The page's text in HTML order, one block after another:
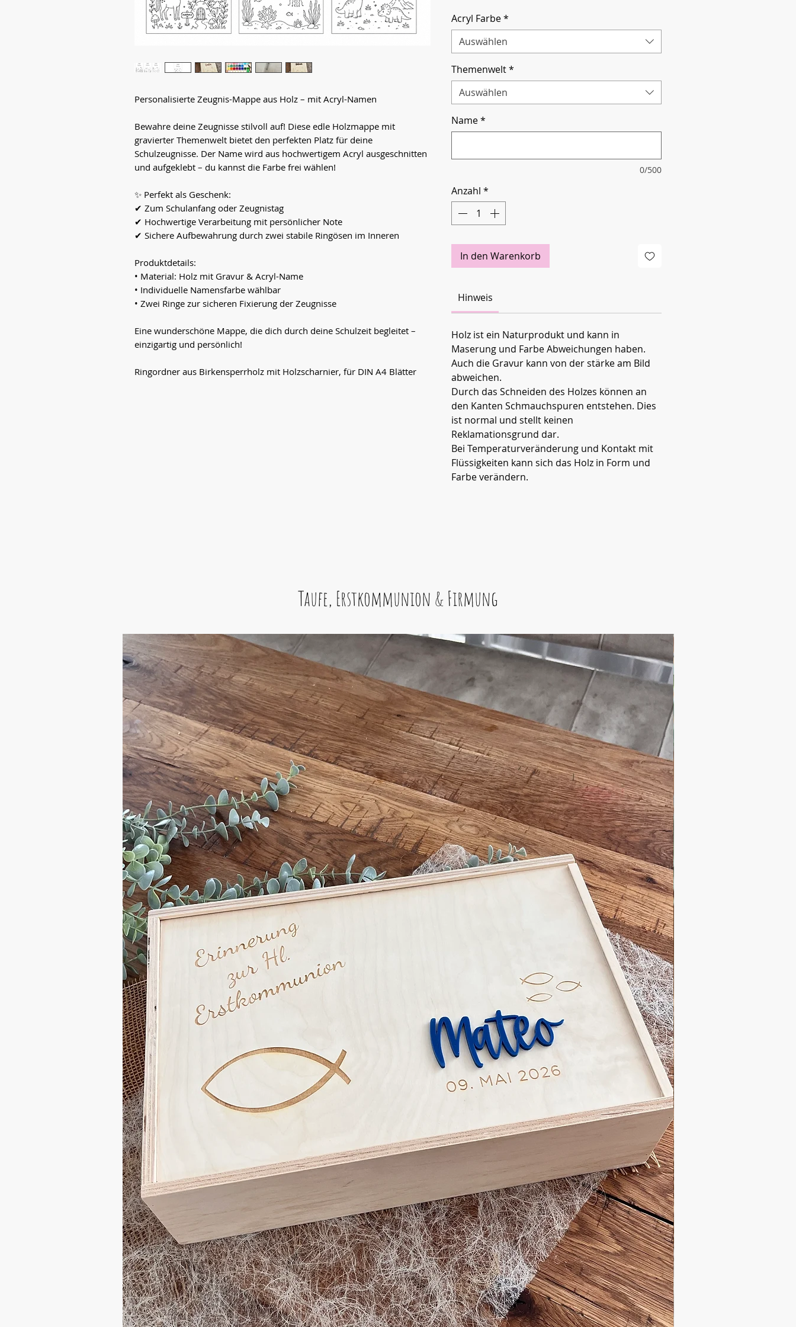
Personalisierte Zeugnis-Mappe aus Holz – mit Acryl-Namen
Bewahre deine Zeugnisse stilvoll auf! Diese edle Holzmappe mit
gravierter Themenwelt bietet den perfekten Platz für deine
Schulzeugnisse. Der Name wird aus hochwertigem Acryl ausgeschnitten
und aufgeklebt – du kannst die Farbe frei wählen!
✨ Perfekt als Geschenk:
✔ Zum Schulanfang oder Zeugnistag
✔ Hochwertige Verarbeitung mit persönlicher Note
✔ Sichere Aufbewahrung durch zwei stabile Ringösen im Inneren
Produktdetails:
• Material: Holz mit Gravur & Acryl-Name
• Individuelle Namensfarbe wählbar
• Zwei Ringe zur sicheren Fixierung der Zeugnisse
Eine wunderschöne Mappe, die dich durch deine Schulzeit begleitet –
einzigartig und persönlich!
Ringordner aus Birkensperrholz mit Holzscharnier, für DIN A4 Blätter
Acryl Farbe*
Auswählen
Themenwelt*
Auswählen
Name*
0/500
Anzahl *
In den Warenkorb
Hinweis
Holz ist ein Naturprodukt und kann in
Maserung und Farbe Abweichungen haben.
Auch die Gravur kann von der stärke am Bild
abweichen.
Durch das Schneiden des Holzes können an
den Kanten Schmauchspuren entstehen. Dies
ist normal und stellt keinen
Reklamationsgrund dar.
Bei Temperaturveränderung und Kontakt mit
Flüssigkeiten kann sich das Holz in Form und
Farbe verändern.
Taufe, Erstkommunion & Firmung